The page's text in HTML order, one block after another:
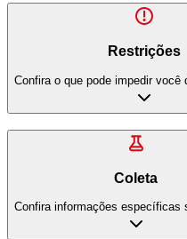
Restrições
Confira o que pode impedir você
Coleta
Confira informações específicas